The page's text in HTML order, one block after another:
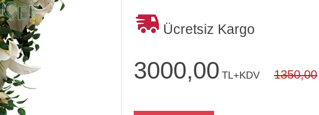
Ücretsiz Kargo
3000,00 TL+KDV 1350,00